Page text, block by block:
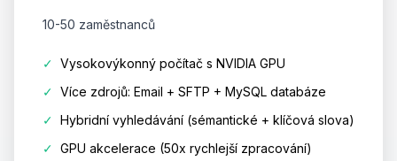
10-50 zaměstnanců
✓ Vysokovýkonný počítač s NVIDIA GPU
✓ Více zdrojů: Email + SFTP + MySQL databáze
✓ Hybridní vyhledávání (sémantické + klíčová slova)
✓ GPU akcelerace (50x rychlejší zpracování)